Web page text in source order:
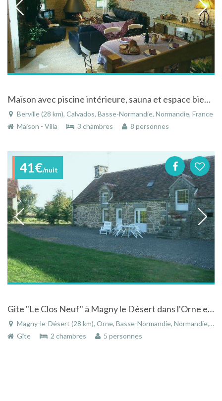
Maison avec piscine intérieure, sauna et espace bien-être à L'Oudon dans le Calvados en Normandie
Berville (28 km), Calvados, Basse-Normandie, Normandie, France
Maison - Villa
3 chambres 8 personnes
41€/nuit
Gite "Le Clos Neuf" à Magny le Désert dans l'Orne en Normandie
Magny-le-Désert (28 km), Orne, Basse-Normandie, Normandie, France
Gîte
2 chambres 5 personnes